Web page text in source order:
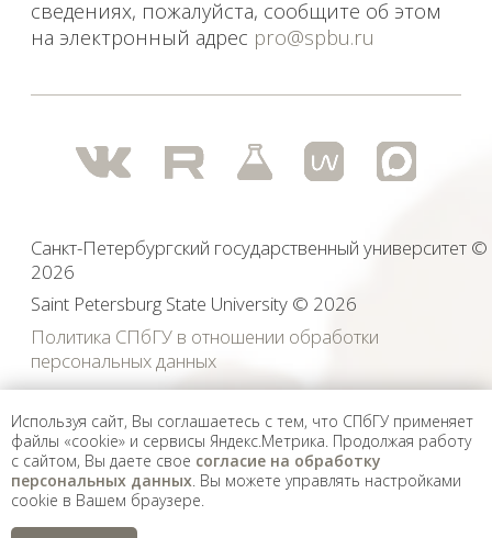
На данном информационном ресурсе могут быть
опубликованы архивные материалы с упоминанием
физических и юридических лиц, включенных
экстремистскими и запрещенных на территории
Используя сайт, Вы соглашаетесь с тем, что СПбГУ применяет
файлы «cookie» и сервисы Яндекс.Метрика. Продолжая работу
с сайтом, Вы даете свое согласие на обработку
персональных данных . Вы можете управлять настройками
cookie в Вашем браузере.